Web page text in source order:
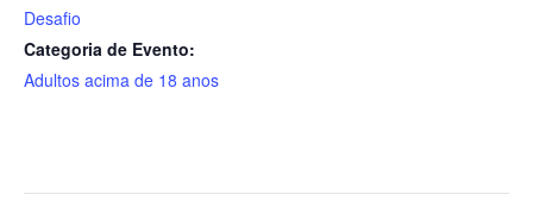
Desafio
Categoria de Evento:
Adultos acima de 18 anos